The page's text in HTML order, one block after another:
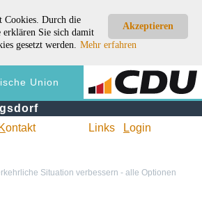
Akzeptieren
Cookies. Durch die
erklären Sie sich damit
gesetzt werden. Mehr erfahren
Union
Kontakt Links Login
Situation verbessern - alle Optionen